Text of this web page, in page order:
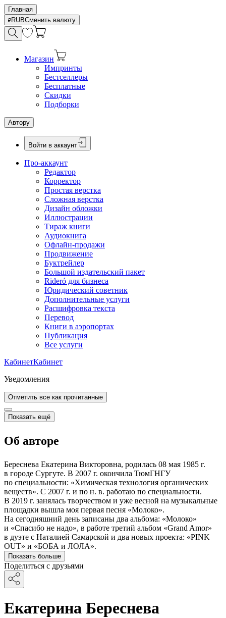
Главная
RUBСменить валюту
Магазин
Импринты
Бестселлеры
Бесплатные
Скидки
Подборки
Автору
Войти в аккаунт
Про-аккаунт
Редактор
Корректор
Простая верстка
Сложная верстка
Дизайн обложки
Иллюстрации
Тираж книги
Аудиокнига
Офлайн-продажи
Продвижение
Буктрейлер
Большой издательский пакет
Rideró для бизнеса
Юридический советник
Дополнительные услуги
Расшифровка текста
Перевод
Книги в аэропортах
Публикация
Все услуги
КабинетКабинет
Уведомления
Отметить все как прочитанные
Показать ещё
Об авторе
Береснева Екатерина Викторовна, родилась 08 мая 1985 г.
в городе Сургуте. В 2007 г. окончила ТюмГНГУ
по специальности: «Химическая технология органических
веществ». С 2007 г. и по н. в. работаю по специальности.
В 2019 г. занялась творчеством и уже весной на музыкальные
площадки вышла моя первая песня «Молоко».
На сегодняшний день записаны два альбома: «Молоко»
и «Спасибо не надо», в работе третий альбом «Grand Amor»
в дуэте с Наталией Самарской и два новых проекта: «PINK
OUT» и «БОБА и ЛОЛА».
Показать больше
Поделиться с друзьями
Екатерина Береснева